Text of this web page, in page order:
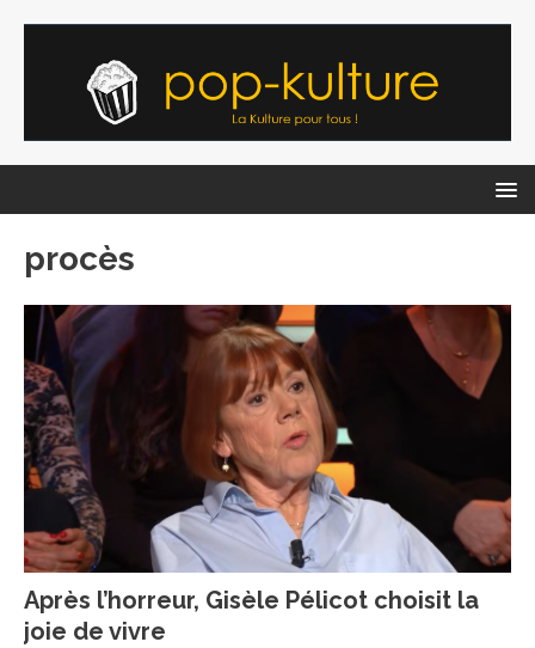
procès
Après l’horreur, Gisèle Pélicot choisit la
joie de vivre